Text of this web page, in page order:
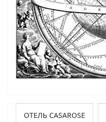
ОТЕЛЬ CASAROSE